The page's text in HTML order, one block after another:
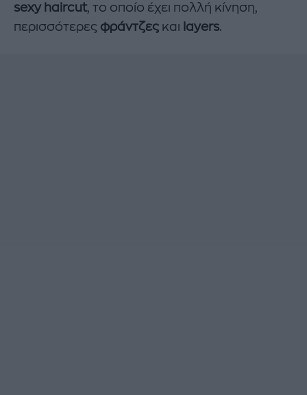
sexy haircut , το οποίο έχει πολλή κίνηση,
περισσότερες φράντζες και layers